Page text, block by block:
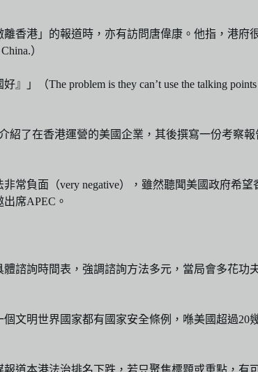
香港」的報道時，亦有訪問唐偉康。他指，港府
）
The problem is they can’t use the talking points
紹了在香港運營的美國企業，其後撰寫一份考察
常負面（very negative），雖然聽聞美國政府希
席APEC。
諮詢時間表，強調諮詢方法多元，當局會多花
文明世界國家都有國家安全條例，喺美國超過
道本港法治排名下跌，若只聚焦標題或重點，